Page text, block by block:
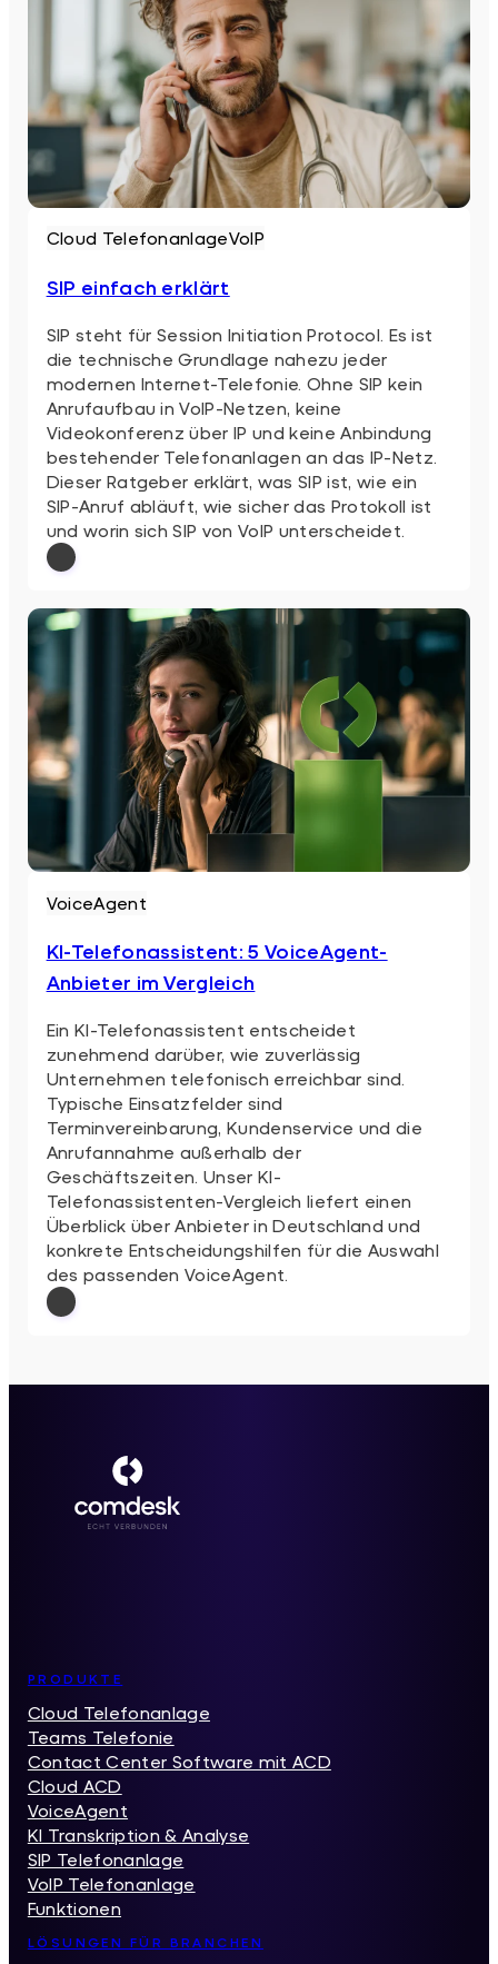
Cloud TelefonanlageVoIP
SIP einfach erklärt
SIP steht für Session Initiation Protocol. Es ist
die technische Grundlage nahezu jeder
modernen Internet-Telefonie. Ohne SIP kein
Anrufaufbau in VoIP-Netzen, keine
Videokonferenz über IP und keine Anbindung
bestehender Telefonanlagen an das IP-Netz.
Dieser Ratgeber erklärt, was SIP ist, wie ein
SIP-Anruf abläuft, wie sicher das Protokoll ist
und worin sich SIP von VoIP unterscheidet.
VoiceAgent
KI-Telefonassistent: 5 VoiceAgent-
Anbieter im Vergleich
Ein KI-Telefonassistent entscheidet
zunehmend darüber, wie zuverlässig
Unternehmen telefonisch erreichbar sind.
Typische Einsatzfelder sind
Terminvereinbarung, Kundenservice und die
Anrufannahme außerhalb der
Geschäftszeiten. Unser KI-
Telefonassistenten-Vergleich liefert einen
Überblick über Anbieter in Deutschland und
konkrete Entscheidungshilfen für die Auswahl
des passenden VoiceAgent.
Inhaltsverzeichnis
PRODUKTE
Cloud Telefonanlage
Teams Telefonie
Contact Center Software mit ACD
Cloud ACD
VoiceAgent
KI Transkription & Analyse
SIP Telefonanlage
VoIP Telefonanlage
Funktionen
LÖSUNGEN FÜR BRANCHEN